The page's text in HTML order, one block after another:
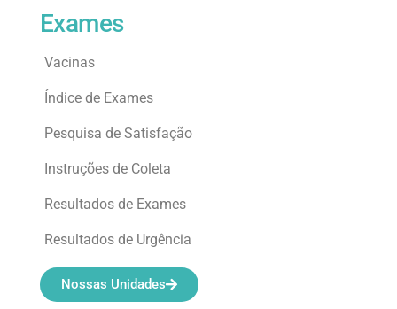
Exames
Vacinas
Índice de Exames
Pesquisa de Satisfação
Instruções de Coleta
Resultados de Exames
Resultados de Urgência
Nossas Unidades